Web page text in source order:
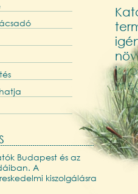
Budapest és az
A
kiszolgálásra